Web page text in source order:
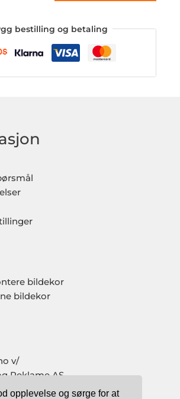
opplevelse og sørge for at
bestilling og betaling
bildekor
bildekor
v/
Reklame AS
016 MVA